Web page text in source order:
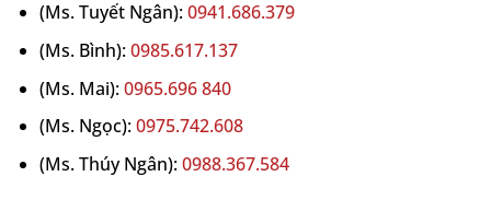
Chiều rộng: 7.52 inch (~19.1 cm)
Độ dày: 16mm
Trọng lượng: 8 – 8.2 oz (~226 – 232g)
Swing weight: 111 – 116
(Ms. Tuyết Ngân):0941.686.379
(Ms. Bình):0985.617.137
(Ms. Mai):0965.696 840
(Ms. Ngọc):0975.742.608
(Ms. Thúy Ngân):0988.367.584